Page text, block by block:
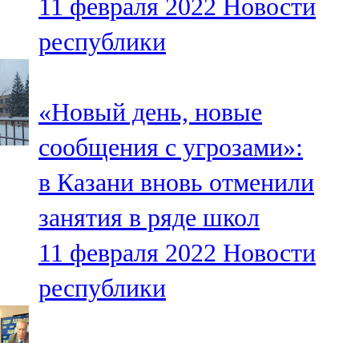
11 февраля 2022 Новости
республики
«Новый день, новые
сообщения с угрозами»:
в Казани вновь отменили
занятия в ряде школ
11 февраля 2022 Новости
республики